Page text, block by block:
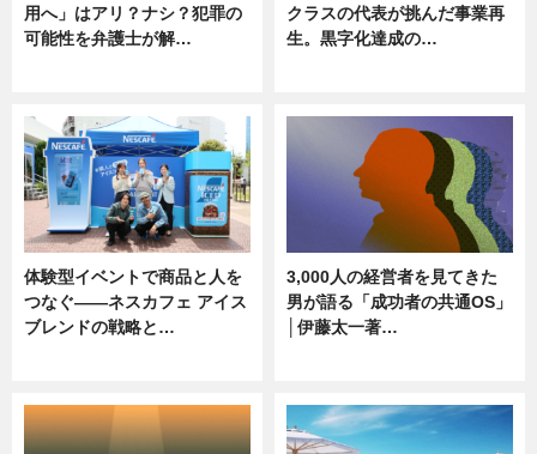
用へ」はアリ？ナシ？犯罪の
可能性を弁護士が解…
クラスの代表が挑んだ事業再
生。黒字化達成の…
体験型イベントで商品と人を
つなぐ――ネスカフェ アイス
ブレンドの戦略と…
3,000人の経営者を見てきた
男が語る「成功者の共通OS」
│伊藤太一著…